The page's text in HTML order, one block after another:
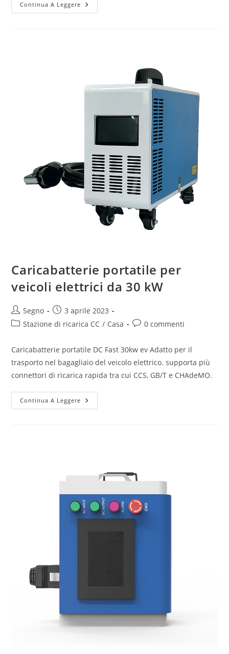
Continua A Leggere
Caricabatterie portatile per
veicoli elettrici da 30 kW
Segno
3 aprile 2023
Stazione di ricarica CC / Casa 0 commenti
Caricabatterie portatile DC Fast 30kw ev Adatto per il
trasporto nel bagagliaio del veicolo elettrico. supporta più
connettori di ricarica rapida tra cui CCS, GB/T e CHAdeMO.
Continua A Leggere